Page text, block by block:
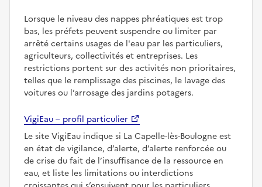
Lorsque le niveau des nappes phréatiques est trop
bas, les préfets peuvent suspendre ou limiter par
arrêté certains usages de l'eau par les particuliers,
agriculteurs, collectivités et entreprises. Les
restrictions portent sur des activités non prioritaires,
telles que le remplissage des piscines, le lavage des
voitures ou l’arrosage des jardins potagers.
VigiEau – profil particulier
Le site VigiEau indique si La Capelle-lès-Boulogne est
en état de vigilance, d’alerte, d’alerte renforcée ou
de crise du fait de l’insuffisance de la ressource en
eau, et liste les limitations ou interdictions